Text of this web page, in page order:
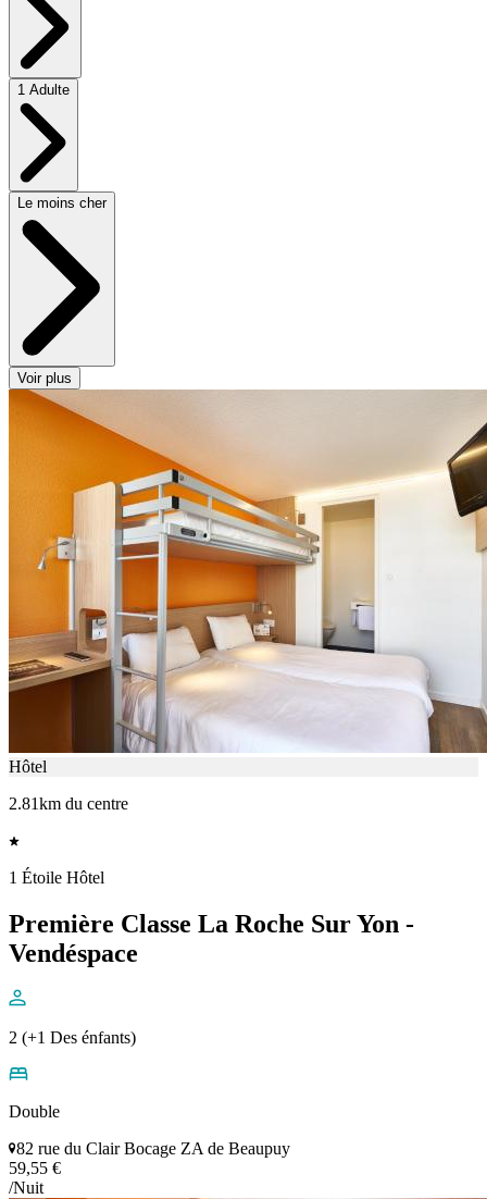
1 Adulte
Le moins cher
Voir plus
Hôtel
2.81km du centre
1 Étoile Hôtel
Première Classe La Roche Sur Yon -
Vendéspace
2 (+1 Des énfants)
Double
82 rue du Clair Bocage ZA de Beaupuy
59,55 €
/Nuit